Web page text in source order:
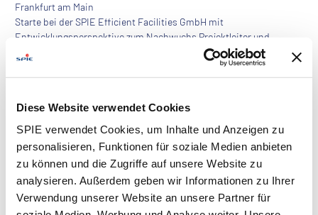
Diese Website verwendet Cookies
SPIE verwendet Cookies, um Inhalte und Anzeigen zu
personalisieren, Funktionen für soziale Medien anbieten
zu können und die Zugriffe auf unsere Website zu
analysieren. Außerdem geben wir Informationen zu Ihrer
Verwendung unserer Website an unsere Partner für
Frankfurt am Main
Starte bei der SPIE Efficient Facilities GmbH mit
Entwicklungsperspektive zum Nachwuchs Projektleiter und
verstärke unser Team zum nächstmöglichen Zei...
Prozesstechnik m/w/d
Nürnberg
Wir, bei SPIE Life Science Engineering GmbH mit über 150
Ingenieuren, Technikern, Konstrukteuren und kaufmännischen
Kolleginnen und Kollegen, planen ...